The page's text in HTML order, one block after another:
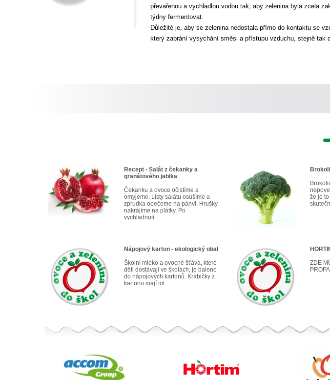
převařenou a vychladlou vodou tak, aby zelenina byla zcela
týdny fermentovat.
Důležité je, aby se zelenina nedostala přímo do kontaktu se
který zabrání vysychání směsi a přístupu vzduchu, stejně tak
Recept - Salát z čekanky a
granátového jablka
Čekanku a ovoce očistíme a
omyjeme. Listy salátu osušíme a
zprudka opečeme na pánvi. Hrušky
nakrájíme na plátky. Po
vychladnutí...
že je
Nápojový karton - ekologický obal
Školní mléko a ovocné šťáva, které
děti dostávají ve školách, je baleno
do nápojových kartonů. Krabičky z
kartonu mají tot...
ZDE